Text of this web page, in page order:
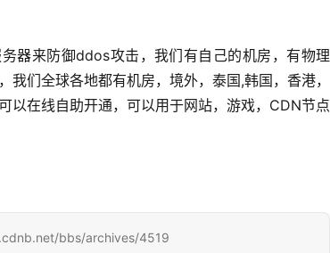
器来防御ddos攻击，我们有自己的机房，有物理
们全球各地都有机房，境外，泰国,韩国，香港，
以在线自助开通，可以用于网站，游戏，CDN节点
bbs/archives/4519